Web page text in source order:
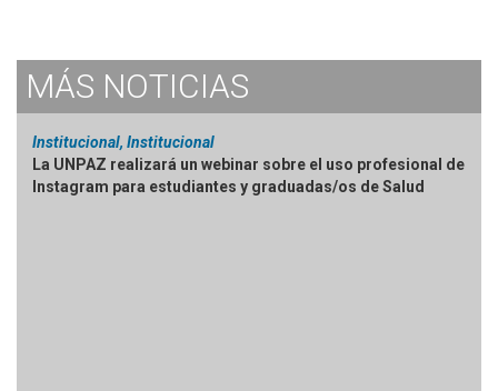
MÁS NOTICIAS
Institucional, Institucional
La UNPAZ realizará un webinar sobre el uso profesional de
Instagram para estudiantes y graduadas/os de Salud